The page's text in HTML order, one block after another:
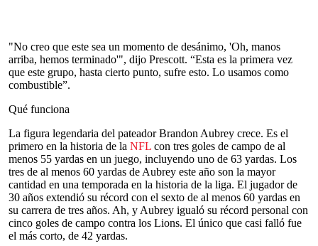
"No creo que este sea un momento de desánimo, 'Oh, manos
arriba, hemos terminado'", dijo Prescott. “Esta es la primera vez
que este grupo, hasta cierto punto, sufre esto. Lo usamos como
combustible”.
Qué funciona
La figura legendaria del pateador Brandon Aubrey crece. Es el
primero en la historia de la NFL con tres goles de campo de al
menos 55 yardas en un juego, incluyendo uno de 63 yardas. Los
tres de al menos 60 yardas de Aubrey este año son la mayor
cantidad en una temporada en la historia de la liga. El jugador de
30 años extendió su récord con el sexto de al menos 60 yardas en
su carrera de tres años. Ah, y Aubrey igualó su récord personal con
cinco goles de campo contra los Lions. El único que casi falló fue
el más corto, de 42 yardas.